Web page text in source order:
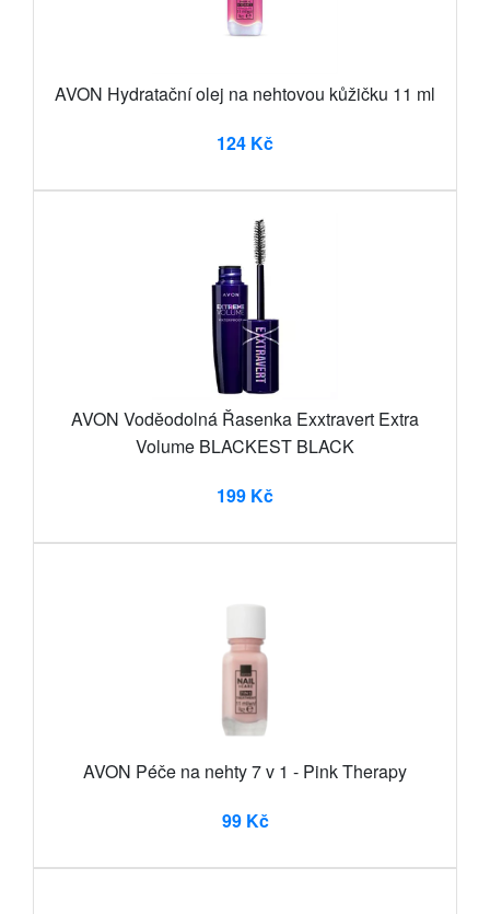
AVON Hydratační olej na nehtovou kůžičku 11 ml
124 Kč
AVON Voděodolná Řasenka Exxtravert Extra
Volume BLACKEST BLACK
199 Kč
AVON Péče na nehty 7 v 1 - Pink Therapy
99 Kč